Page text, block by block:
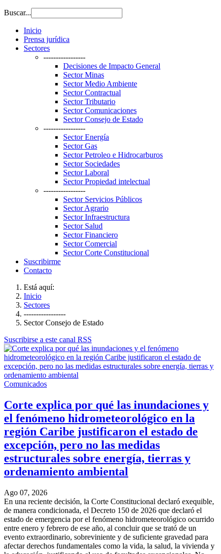
Buscar...
Inicio
Prensa jurídica
Sectores
-----------------
Decisiones de Impacto General
Sector Minas
Sector Medio Ambiente
Sector Contractual
Sector Tributario
Sector Comunicaciones
Sector Consejo de Estado
-----------------
Sector Energía
Sector Gas
Sector Petroleo e Hidrocarburos
Sector Sociedades
Sector Laboral
Sector Propiedad intelectual
-----------------
Sector Servicios Públicos
Sector Agrario
Sector Infraestructura
Sector Salud
Sector Financiero
Sector Comercial
Sector Corte Constitucional
Suscribirme
Contacto
Está aquí:
Inicio
Sectores
-----------------
Sector Consejo de Estado
Suscribirse a este canal RSS
Comunicados
Corte explica por qué las inundaciones y
el fenómeno hidrometeorológico en la
región Caribe justificaron el estado de
excepción, pero no las medidas
estructurales sobre energía, tierras y
ordenamiento ambiental
Ago 07, 2026
En una reciente decisión, la Corte Constitucional declaró exequible,
de manera condicionada, el Decreto 150 de 2026 que declaró el
estado de emergencia por el fenómeno hidrometeorológico ocurrido
entre enero y febrero de ese año, al concluir que se trató de un
evento extraordinario, sobreviniente y de suficiente gravedad para
afectar derechos fundamentales como la vida, la salud, la vivienda y